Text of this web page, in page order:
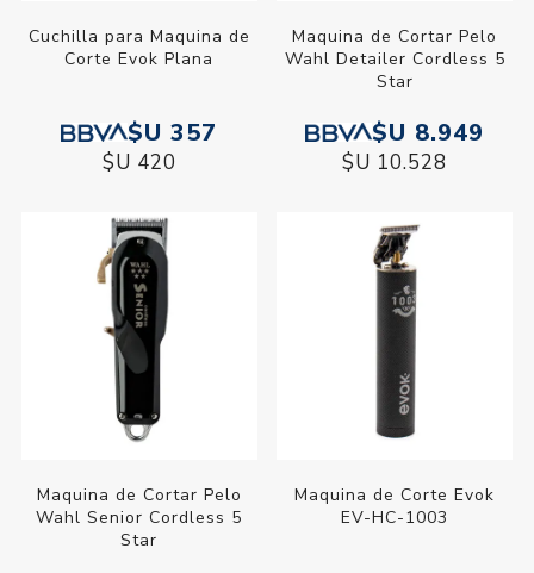
Cuchilla para Maquina de
Corte Evok Plana
$U 357
$U 420
Maquina de Cortar Pelo
Wahl Detailer Cordless 5
Star
$U 8.949
$U 10.528
Maquina de Cortar Pelo
Wahl Senior Cordless 5
Star
Maquina de Corte Evok
EV-HC-1003